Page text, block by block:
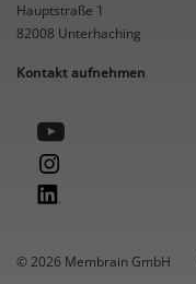
Hauptstraße 1
82008 Unterhaching
Kontakt aufnehmen
© 2026 Membrain GmbH